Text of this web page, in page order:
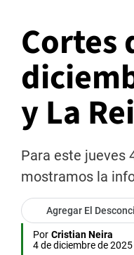
Cortes
y La
Para este jueves
mostramos la
Agregar El
Por Cristian Neira
4 de diciembre de 2025